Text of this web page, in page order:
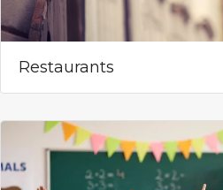
Restaurants